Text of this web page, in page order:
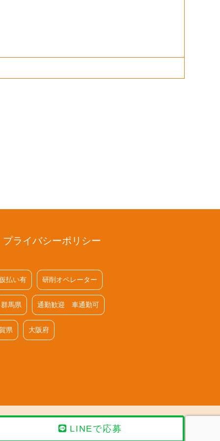
LINEで応募
プライバシーポリシー
払い有 研削オペレーター
群馬県 通勤歓迎 車通勤可
県 大阪府